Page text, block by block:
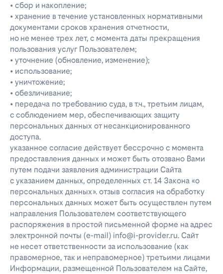
• сбор и накопление;
• хранение в течение установленных нормативными
документами сроков хранения отчетности,
но не менее трех лет, с момента даты прекращения
пользования услуг Пользователем;
• уточнение (обновление, изменение);
• использование;
• уничтожение;
• обезличивание;
• передача по требованию суда, в т.ч., третьим лицам,
с соблюдением мер, обеспечивающих защиту
персональных данных от несанкционированного
доступа.
указанное согласие действует бессрочно с момента
предоставления данных и может быть отозвано Вами
путем подачи заявления администрации Сайта
с указанием данных, определенных ст. 14 Закона «о
персональных данных». отзыв согласия на обработку
персональных данных может быть осуществлен путем
направления Пользователем соответствующего
распоряжения в простой письменной форме на адрес
электронной почты (e-mail) info@i-provider.ru. Сайт
не несет ответственности за использование (как
правомерное, так и неправомерное) третьими лицами
Информации, размещенной Пользователем на Сайте,